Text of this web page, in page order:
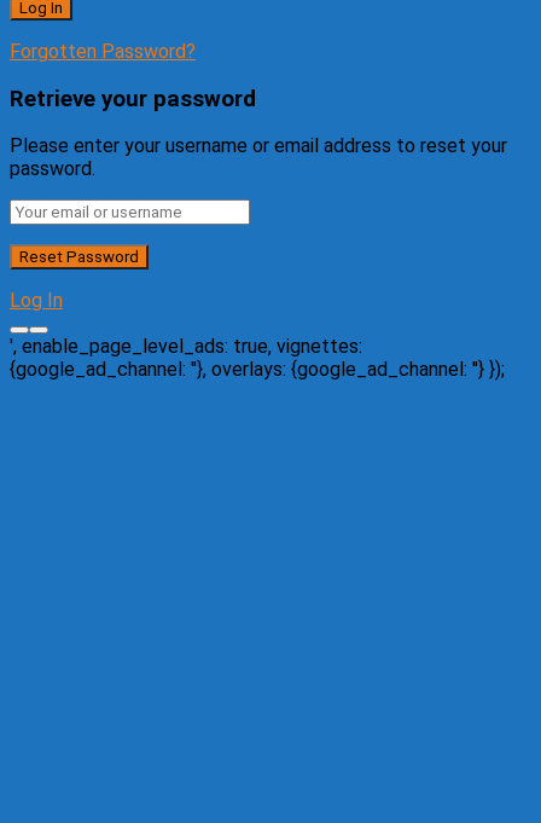
Forgotten Password?
Retrieve your password
Please enter your username or email address to reset your
password.
Log In
', enable_page_level_ads: true, vignettes:
{google_ad_channel: ''}, overlays: {google_ad_channel: ''} });